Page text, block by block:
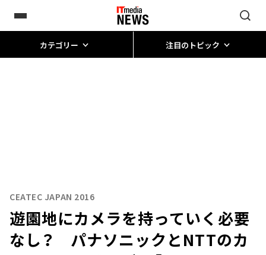
カテゴリー 注目のトピック
CEATEC JAPAN 2016
遊園地にカメラを持っていく必要
なし？ パナソニックとNTTのカ